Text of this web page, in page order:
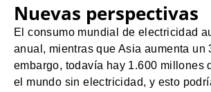
Nuevas perspectivas
El consumo mundial de electricidad
anual, mientras que Asia aumenta un
embargo, todavía hay 1.600 millones
el mundo sin electricidad, y esto